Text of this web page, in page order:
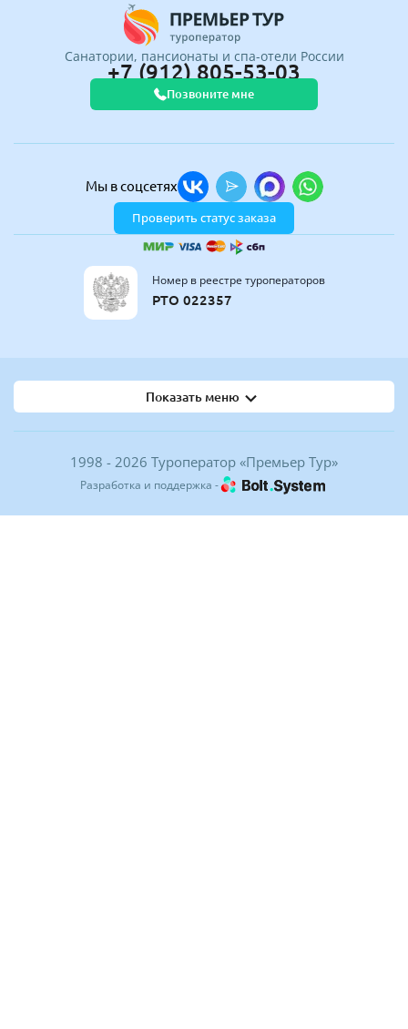
Санатории, пансионаты и спа-отели России
+7 (912) 805-53-03
Позвоните мне
Мы в соцсетях
Проверить статус заказа
Номер в реестре туроператоров
РТО 022357
Показать меню
1998 - 2026 Туроператор «Премьер Тур»
Разработка и поддержка -